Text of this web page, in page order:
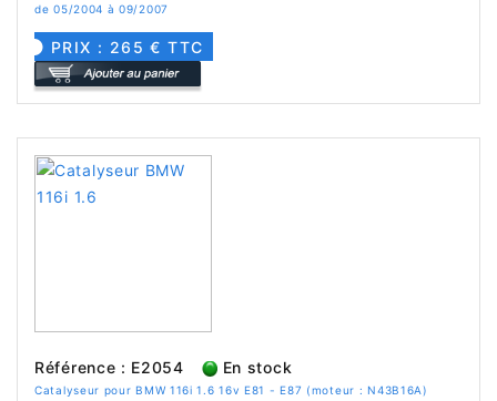
de 05/2004 à 09/2007
PRIX : 265 € TTC
Référence : E2054 En stock
Catalyseur pour BMW 116i 1.6 16v E81 - E87 (moteur : N43B16A)